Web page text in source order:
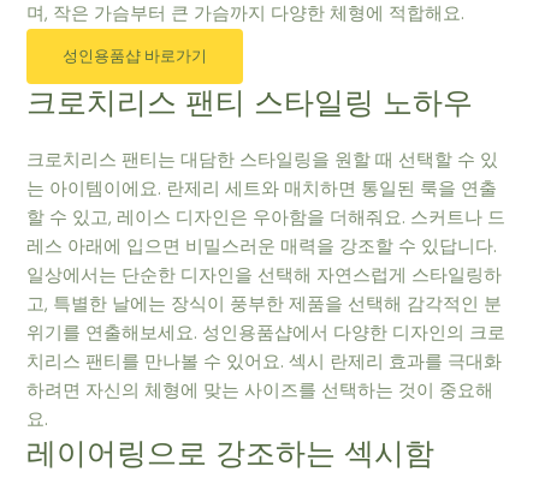
며, 작은 가슴부터 큰 가슴까지 다양한 체형에 적합해요.
성인용품샵 바로가기
크로치리스 팬티 스타일링 노하우
크로치리스 팬티는 대담한 스타일링을 원할 때 선택할 수 있
는 아이템이에요. 란제리 세트와 매치하면 통일된 룩을 연출
할 수 있고, 레이스 디자인은 우아함을 더해줘요. 스커트나 드
레스 아래에 입으면 비밀스러운 매력을 강조할 수 있답니다.
일상에서는 단순한 디자인을 선택해 자연스럽게 스타일링하
고, 특별한 날에는 장식이 풍부한 제품을 선택해 감각적인 분
위기를 연출해보세요. 성인용품샵에서 다양한 디자인의 크로
치리스 팬티를 만나볼 수 있어요. 섹시 란제리 효과를 극대화
하려면 자신의 체형에 맞는 사이즈를 선택하는 것이 중요해
요.
레이어링으로 강조하는 섹시함